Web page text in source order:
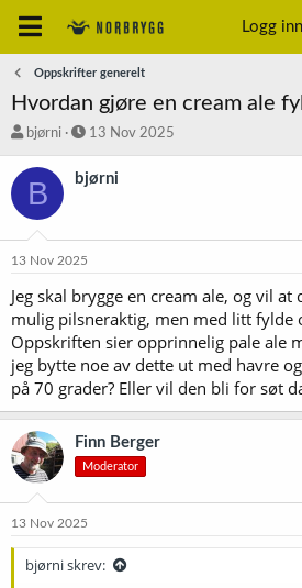
Logg inn
Oppskrifter generelt
Hvordan gjøre en cream ale
T
å
t
e
r
bjørni
S
a
o
13 Nov 2025
B bjørni
13 Nov 2025
Jeg skal brygge en cream ale, og vil
mulig pilsneraktig, men med litt fylde
Oppskriften sier opprinnelig pale ale
jeg bytte noe av dette ut med havre
på 70 grader? Eller vil den bli for søt
Finn Berger
Moderator
13 Nov 2025
bjørni skrev: